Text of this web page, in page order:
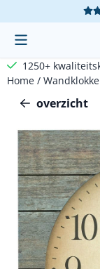
Cookievoorkeuren
1250+
Home /
overzicht